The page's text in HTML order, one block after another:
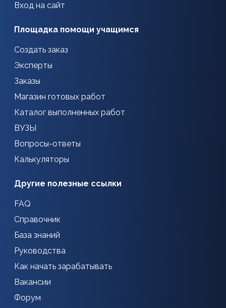
Вход на сайт
Площадка помощи учащимся
Создать заказ
Эксперты
Заказы
Магазин готовых работ
Каталог выполненных работ
ВУЗЫ
Вопросы-ответы
Калькуляторы
Другие полезные ссылки
FAQ
Справочник
База знаний
Руководства
Как начать зарабатывать
Вакансии
Форум